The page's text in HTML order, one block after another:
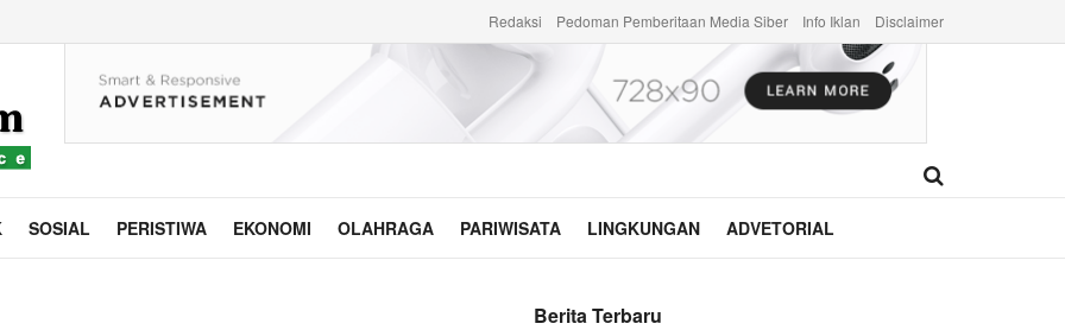
Redaksi Pedoman Pemberitaan Media Siber Info Iklan Disclaimer
SOSIAL PERISTIWA EKONOMI OLAHRAGA PARIWISATA LINGKUNGAN ADVETORIAL
Berita Terbaru